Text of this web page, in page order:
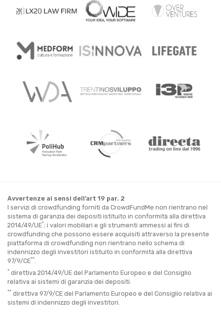
Avvertenze ai sensi dell’art 19 par. 2
I servizi di crowdfunding forniti da CrowdFundMe non rientrano nel
sistema di garanzia dei depositi istituito in conformità alla direttiva
2014/49/UE*; i valori mobiliari e gli strumenti ammessi ai fini di
crowdfunding che possono essere acquisiti attraverso la presente
piattaforma di crowdfunding non rientrano nello schema di
indennizzo degli investitori istituito in conformità alla direttiva
97/9/CE**
* direttiva 2014/49/UE del Parlamento Europeo e del Consiglio
relativa ai sistemi di garanzia dei depositi.
** direttiva 97/9/CE del Parlamento Europeo e del Consiglio relativa ai
sistemi di indennizzo degli investitori.